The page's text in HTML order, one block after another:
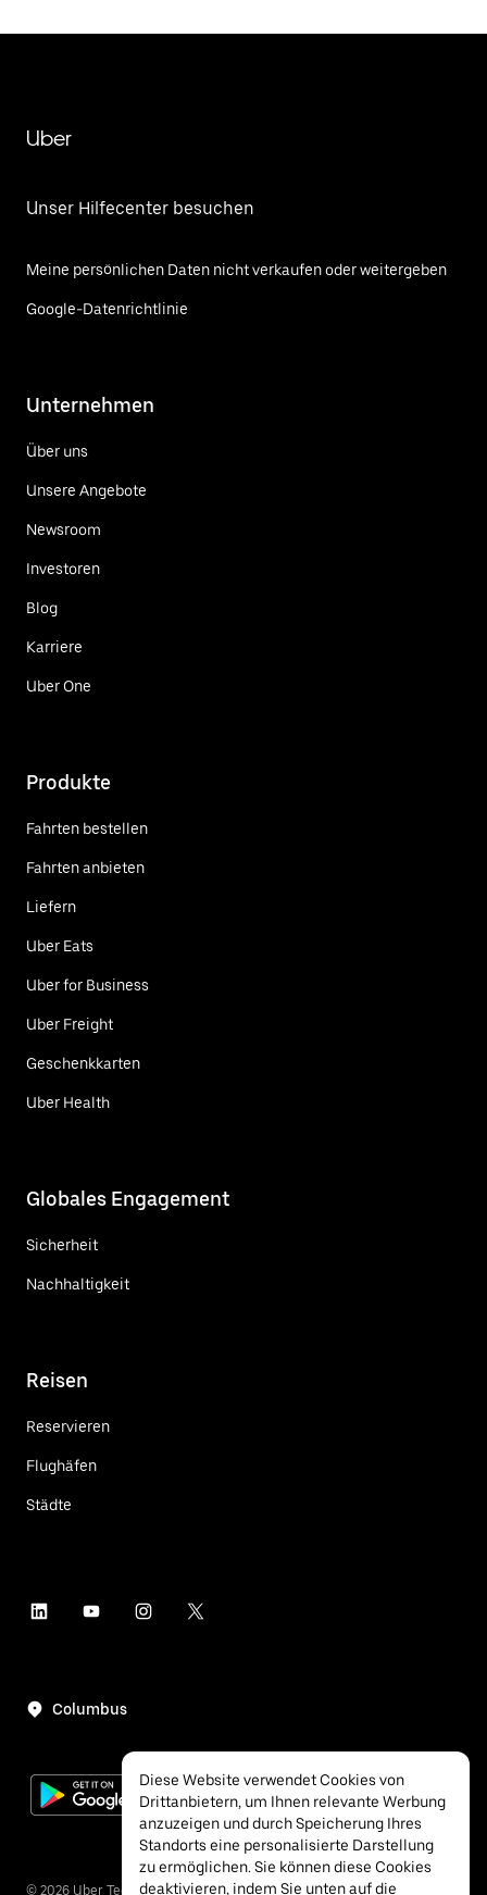
Uber
Unser Hilfecenter besuchen
Meine persönlichen Daten nicht verkaufen oder weitergeben
Google-Datenrichtlinie
Unternehmen
Über uns
Unsere Angebote
Newsroom
Investoren
Blog
Karriere
Uber One
Produkte
Fahrten bestellen
Fahrten anbieten
Liefern
Uber Eats
Uber for Business
Uber Freight
Geschenkkarten
Uber Health
Globales Engagement
Sicherheit
Nachhaltigkeit
Reisen
Reservieren
Flughäfen
Städte
Columbus
© 2026 Uber Technologies Inc.
Diese Website verwendet Cookies von
Drittanbietern, um Ihnen relevante Werbung
anzuzeigen und durch Speicherung Ihres
Standorts eine personalisierte Darstellung
zu ermöglichen. Sie können diese Cookies
deaktivieren, indem Sie unten auf die